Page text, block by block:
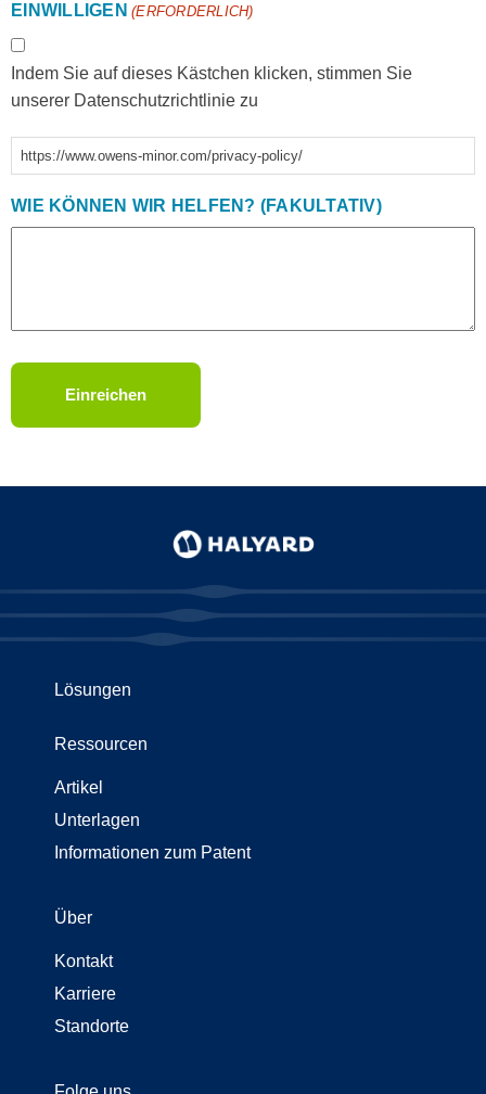
EINWILLIGEN (ERFORDERLICH)
Indem Sie auf dieses Kästchen klicken, stimmen Sie
unserer Datenschutzrichtlinie zu
https://www.owens-minor.com/privacy-policy/
WIE KÖNNEN WIR HELFEN? (FAKULTATIV)
Lösungen
Ressourcen
Artikel
Unterlagen
Informationen zum Patent
Über
Kontakt
Karriere
Standorte